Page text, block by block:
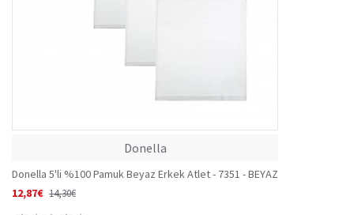
Donella
Donella 5'li %100 Pamuk Beyaz Erkek Atlet - 7351 - BEYAZ
12,87€ 14,30€